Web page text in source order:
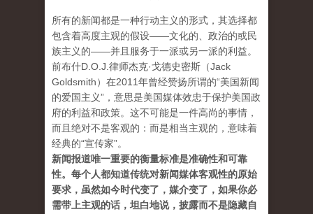
所有的新闻都是一种行动主义的形式，其选择都
包含着高度主观的假设——文化的、政治的或民
族主义的——并且服务于一派或另一派的利益。
前布什D.O.J.律师杰克·戈德史密斯（Jack
Goldsmith）在2011年曾经赞扬所谓的“美国新闻
的爱国主义”，意思是美国媒体效忠于保护美国政
府的利益和政策。这不可能是一件高尚的事情，
而且绝对不是客观的：而是相当主观的，意味着
经典的“宣传家”。
新闻报道唯一重要的衡量标准是准确性和可靠
性。每个人都知道传统对新闻媒体客观性的原始
要求，虽然如今时代变了，媒介变了，如果你必
需带上主观的话，坦白地说，披露而不是隐藏自